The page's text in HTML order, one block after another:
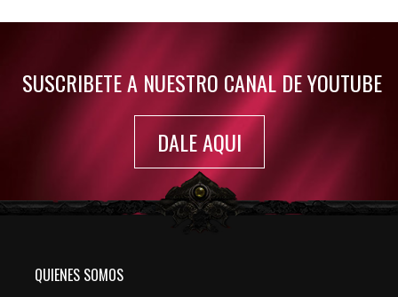
SUSCRIBETE A NUESTRO CANAL DE YOUTUBE
DALE AQUI
QUIENES SOMOS